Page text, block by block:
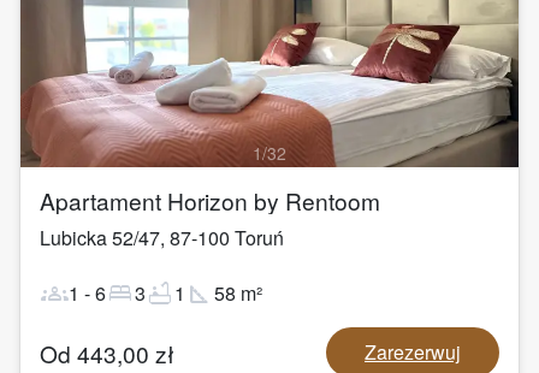
1/32
Apartament Horizon by Rentoom
Lubicka 52/47, 87-100 Toruń
groups1 -6bed3bathtub1 square_foot 58 m²
Od 443,00 zł Zarezerwuj